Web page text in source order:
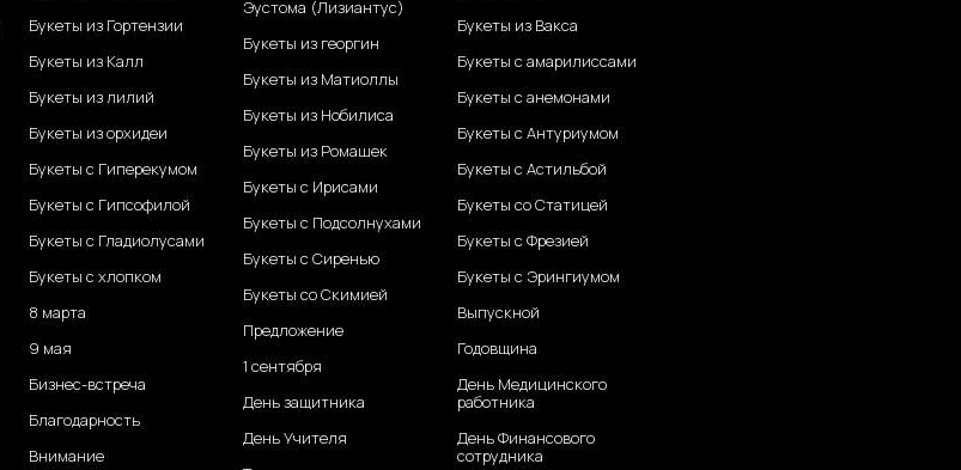
Букеты из Гортензии
Букеты из Калл
Букеты из лилий
Букеты из орхидеи
Букеты с Гиперекумом
Букеты с Гипсофилой
Букеты с Гладиолусами
Букеты с хлопком
8 марта
9 мая
Бизнес-встреча
Благодарность
Внимание
Эустома (Лизиантус)
Букеты из георгин
Букеты из Матиоллы
Букеты из Нобилиса
Букеты из Ромашек
Букеты с Ирисами
Букеты с Подсолнухами
Букеты с Сиренью
Букеты со Скимией
Предложение
1 сентября
День защитника
День Учителя
Букеты из Вакса
Букеты с амарилиссами
Букеты с анемонами
Букеты с Антуриумом
Букеты с Астильбой
Букеты со Статицей
Букеты с Фрезией
Букеты с Эрингиумом
Выпускной
Годовщина
День Медицинского
работника
День Финансового
сотрудника